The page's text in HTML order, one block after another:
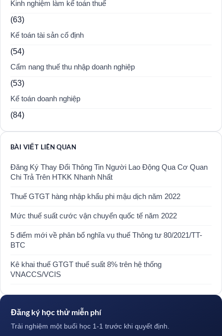
Kinh nghiệm làm kế toán thuế
(63)
Kế toán tài sản cố định
(54)
Cẩm nang thuế thu nhập doanh nghiệp
(53)
Kế toán doanh nghiệp
(84)
BÀI VIẾT LIÊN QUAN
Đăng Ký Thay Đổi Thông Tin Người Lao Động Qua Cơ Quan
Chi Trả Trên HTKK Nhanh Nhất
Thuế GTGT hàng nhập khẩu phi mậu dịch năm 2022
Mức thuế suất cước vận chuyển quốc tế năm 2022
5 điểm mới về phân bổ nghĩa vụ thuế Thông tư 80/2021/TT-
BTC
Kê khai thuế GTGT thuế suất 8% trên hệ thống
VNACCS/VCIS
Đăng ký học thử miễn phí
Trải nghiệm một buổi học 1-1 trước khi quyết định.